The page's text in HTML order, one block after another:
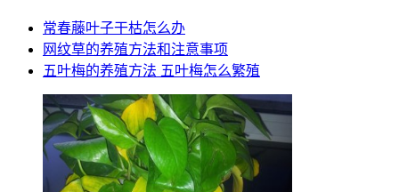
常春藤叶子干枯怎么办
网纹草的养殖方法和注意事项
五叶梅的养殖方法 五叶梅怎么繁殖